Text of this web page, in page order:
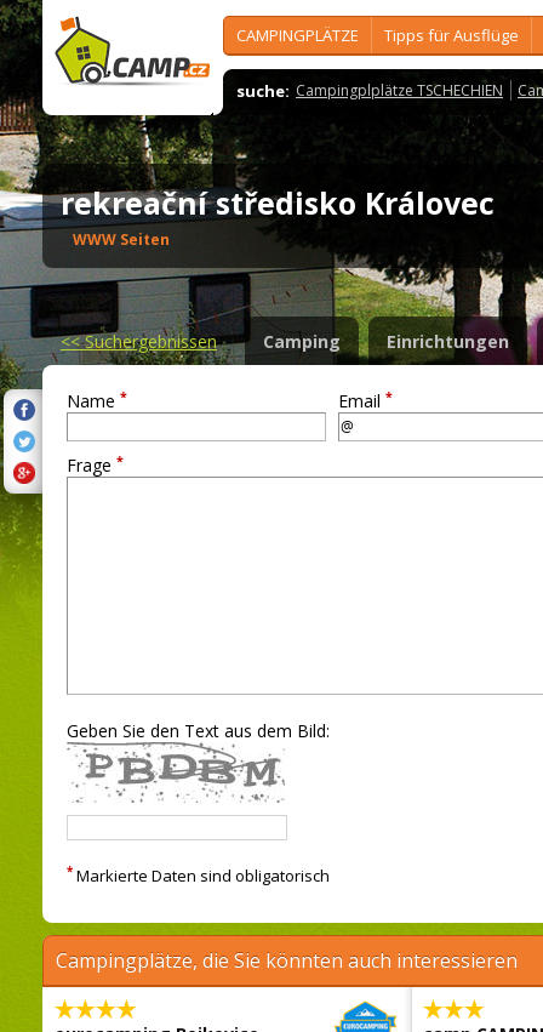
CAMPINGPLÄTZE Tipps für Ausflüge
suche: Campingplplätze TSCHECHIEN
rekreační středisko Královec
WWW Seiten
<<Suchergebnissen Camping Einrichtungen
Name * Email *
Frage *
Geben Sie den Text aus dem Bild:
* Markierte Daten sind obligatorisch
Campingplätze, die Sie könnten auch interessieren